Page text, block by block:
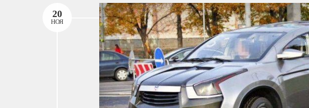
20
НОЯ